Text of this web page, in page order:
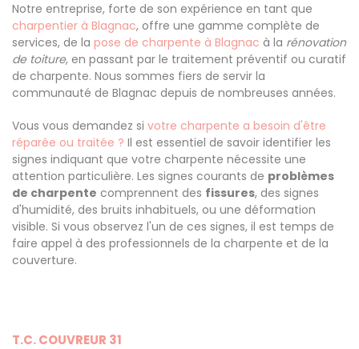
Notre entreprise, forte de son expérience en tant que
charpentier à Blagnac, offre une gamme complète de
services, de la pose de charpente à Blagnac à la rénovation
de toiture, en passant par le traitement préventif ou curatif
de charpente. Nous sommes fiers de servir la
communauté de Blagnac depuis de nombreuses années.
Vous vous demandez si votre charpente a besoin d'être
réparée ou traitée ? Il est essentiel de savoir identifier les
signes indiquant que votre charpente nécessite une
attention particulière. Les signes courants de problèmes
de charpente comprennent des fissures, des signes
d'humidité, des bruits inhabituels, ou une déformation
visible. Si vous observez l'un de ces signes, il est temps de
faire appel à des professionnels de la charpente et de la
couverture.
T.C. COUVREUR 31